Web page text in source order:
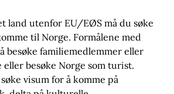
land utenfor EU/EØS må du søke
til Norge. Formålene med
besøke familiemedlemmer eller
besøke Norge som turist.
visum for å komme på